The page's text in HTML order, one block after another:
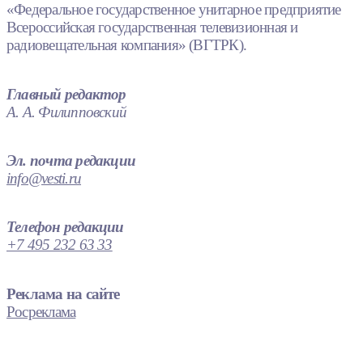
«Федеральное государственное унитарное предприятие
Всероссийская государственная телевизионная и
радиовещательная компания» (ВГТРК).
Главный редактор
А. А. Филипповский
Эл. почта редакции
info@vesti.ru
Телефон редакции
+7 495 232 63 33
Реклама на сайте
Росреклама